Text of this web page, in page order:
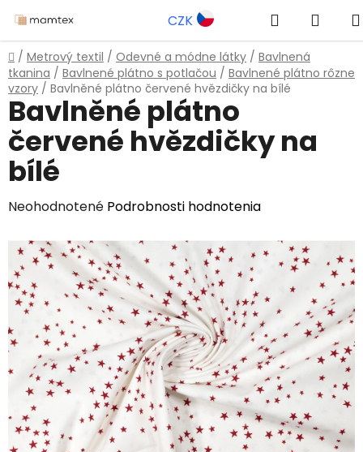
na
obsah
CZK Hľadať
Domov
/ Metrový textil / Odevné a módne látky / Bavlnená
tkanina / Bavlnené plátno s potlačou / Bavlnené plátno rôzne
vzory / Bavlněné plátno červené hvězdičky na bílé
Bavlněné plátno
červené hvězdičky na
bílé
Priemerné
produktu
je
0,0
5
hviezdičiek.
Neohodnotené Podrobnosti hodnotenia